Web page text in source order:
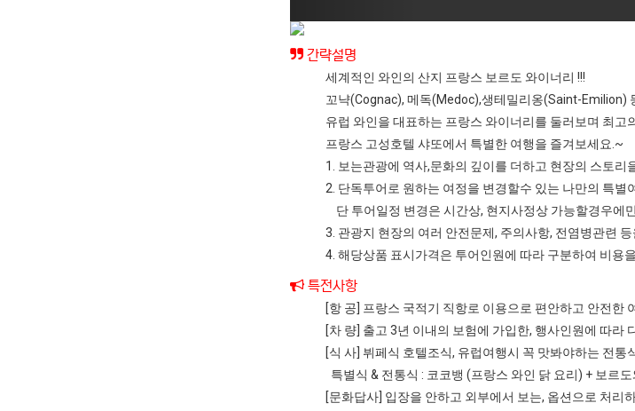
간략설명
세계적인 와인의 산지 프랑스 보르도 와이너리 !!!
꼬냑(Cognac), 메독(Medoc),생테밀리옹(Saint-Emilion)
유럽 와인을 대표하는 프랑스 와이너리를 둘러보며 최고
프랑스 고성호텔 샤또에서 특별한 여행을 즐겨보세요.~
1. 보는관광에 역사,문화의 깊이를 더하고 현장의 스토리
2. 단독투어로 원하는 여정을 변경할수 있는 나만의 특별
단 투어일정 변경은 시간상, 현지사정상 가능할경우에
3. 관광지 현장의 여러 안전문제, 주의사항, 전염병관련
4. 해당상품 표시가격은 투어인원에 따라 구분하여 비용
특전사항
[항 공] 프랑스 국적기 직항로 이용으로 편안하고 안전한
[차 량] 출고 3년 이내의 보험에 가입한, 행사인원에 따라
[식 사] 뷔페식 호텔조식, 유럽여행시 꼭 맛봐야하는 전통
특별식 & 전통식 : 코코뱅 (프랑스 와인 닭 요리) + 보르
[문화답사] 입장을 안하고 외부에서 보는, 옵션으로 처리